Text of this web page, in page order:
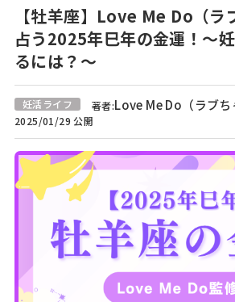
【牡羊座】Love Me Do（ラ
占う2025年巳年の金運！～
るには？～
妊活ライフ 著者:Love Me Do（ラブち
2025/01/29 公開